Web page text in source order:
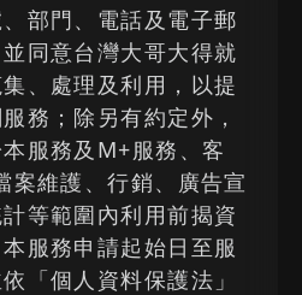
部門、電話及電子郵
同意台灣大哥大得就
、處理及利用，以提
務；除另有約定外，
服務及M+服務、客
案維護、行銷、廣告宣
等範圍內利用前揭資
服務申請起始日至服
「個人資料保護法」